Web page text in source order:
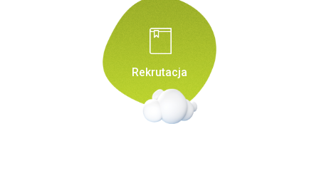
Rekrutacja